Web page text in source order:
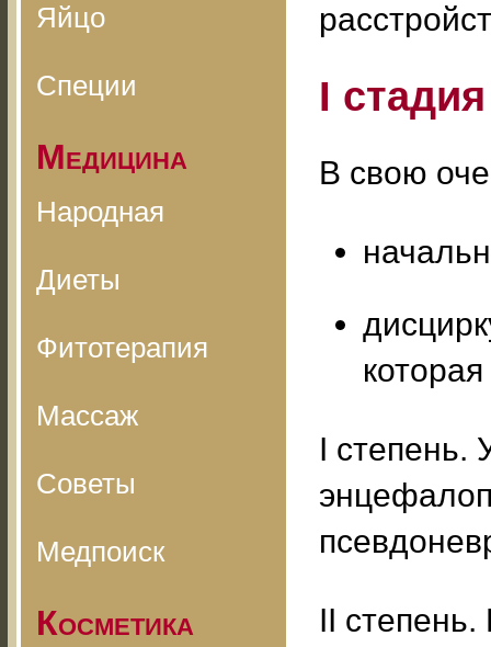
Яйцо
Специи
Медицина
Народная
Диеты
Фитотерапия
Массаж
Советы
Медпоиск
Косметика
I
В свою
I степень.
II